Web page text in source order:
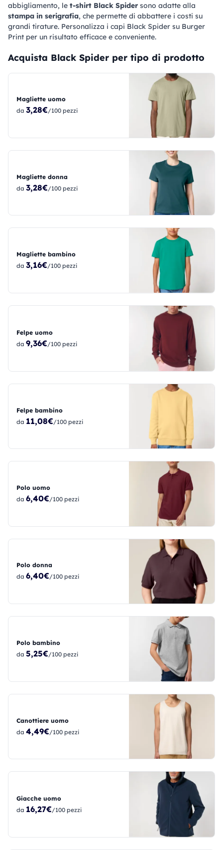
abbigliamento, le t-shirt Black Spider sono adatte alla
stampa in serigrafia, che permette di abbattere i costi su
grandi tirature. Personalizza i capi Black Spider su Burger
Print per un risultato efficace e conveniente.
Acquista Black Spider per tipo di prodotto
Magliette uomo
da 3,28€/100 pezzi
Magliette donna
da 3,28€/100 pezzi
Magliette bambino
da 3,16€/100 pezzi
Felpe uomo
da 9,36€/100 pezzi
Felpe bambino
da 11,08€/100 pezzi
Polo uomo
da 6,40€/100 pezzi
Polo donna
da 6,40€/100 pezzi
Polo bambino
da 5,25€/100 pezzi
Canottiere uomo
da 4,49€/100 pezzi
Giacche uomo
da 16,27€/100 pezzi